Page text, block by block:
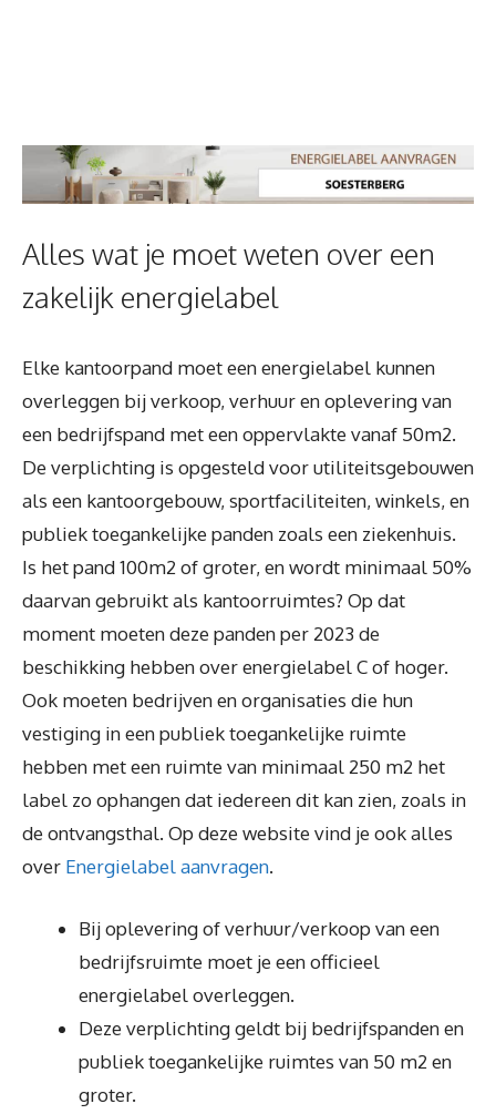
Alles wat je moet weten over een
zakelijk energielabel
Elke kantoorpand moet een energielabel kunnen
overleggen bij verkoop, verhuur en oplevering van
een bedrijfspand met een oppervlakte vanaf 50m2.
De verplichting is opgesteld voor utiliteitsgebouwen
als een kantoorgebouw, sportfaciliteiten, winkels, en
publiek toegankelijke panden zoals een ziekenhuis.
Is het pand 100m2 of groter, en wordt minimaal 50%
daarvan gebruikt als kantoorruimtes? Op dat
moment moeten deze panden per 2023 de
beschikking hebben over energielabel C of hoger.
Ook moeten bedrijven en organisaties die hun
vestiging in een publiek toegankelijke ruimte
hebben met een ruimte van minimaal 250 m2 het
label zo ophangen dat iedereen dit kan zien, zoals in
de ontvangsthal. Op deze website vind je ook alles
over Energielabel aanvragen.
Bij oplevering of verhuur/verkoop van een
bedrijfsruimte moet je een officieel
energielabel overleggen.
Deze verplichting geldt bij bedrijfspanden en
publiek toegankelijke ruimtes van 50 m2 en
groter.